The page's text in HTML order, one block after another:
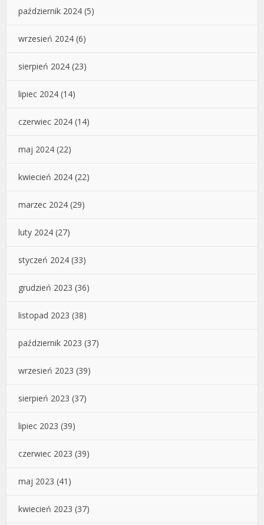
październik 2024 (5)
wrzesień 2024 (6)
sierpień 2024 (23)
lipiec 2024 (14)
czerwiec 2024 (14)
maj 2024 (22)
kwiecień 2024 (22)
marzec 2024 (29)
luty 2024 (27)
styczeń 2024 (33)
grudzień 2023 (36)
listopad 2023 (38)
październik 2023 (37)
wrzesień 2023 (39)
sierpień 2023 (37)
lipiec 2023 (39)
czerwiec 2023 (39)
maj 2023 (41)
kwiecień 2023 (37)